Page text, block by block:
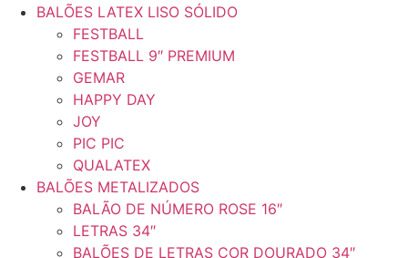
BALÕES LATEX LISO SÓLIDO
FESTBALL
FESTBALL 9″ PREMIUM
GEMAR
HAPPY DAY
JOY
PIC PIC
QUALATEX
BALÕES METALIZADOS
BALÃO DE NÚMERO ROSE 16″
LETRAS 34″
BALÕES DE LETRAS COR DOURADO 34″